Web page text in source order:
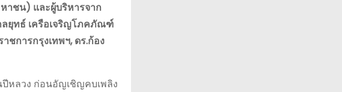
าชน) และผู้บริหารจาก
ยุทธ์ เครือเจริญโภคภัณฑ์
ชการกรุงเทพฯ, ดร.ก้อง
หลวง ก่อนอัญเชิญคบเพลิง